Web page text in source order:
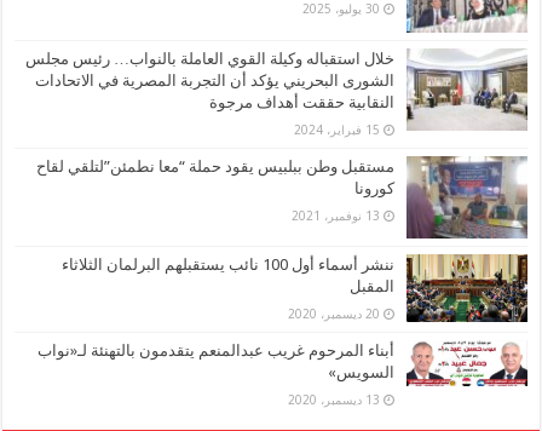
30 يوليو، 2025
خلال استقباله وكيلة القوي العاملة بالنواب… رئيس مجلس
الشورى البحريني يؤكد أن التجربة المصرية في الاتحادات
النقابية حققت أهداف مرجوة
15 فبراير، 2024
مستقبل وطن ببلبيس يقود حملة “معا نطمئن”لتلقي لقاح
كورونا
13 نوفمبر، 2021
ننشر أسماء أول 100 نائب يستقبلهم البرلمان الثلاثاء
المقبل
20 ديسمبر، 2020
أبناء المرحوم غريب عبدالمنعم يتقدمون بالتهنئة لـ«نواب
السويس»
13 ديسمبر، 2020